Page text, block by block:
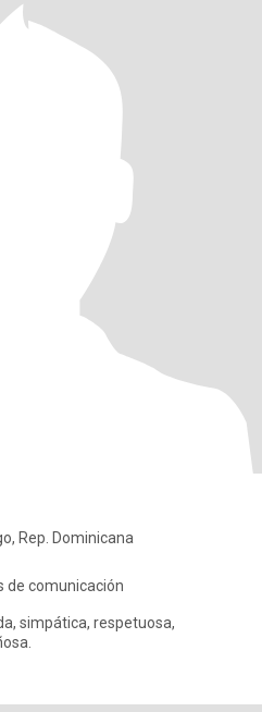
Rep. Dominicana
de comunicación
simpática, respetuosa,